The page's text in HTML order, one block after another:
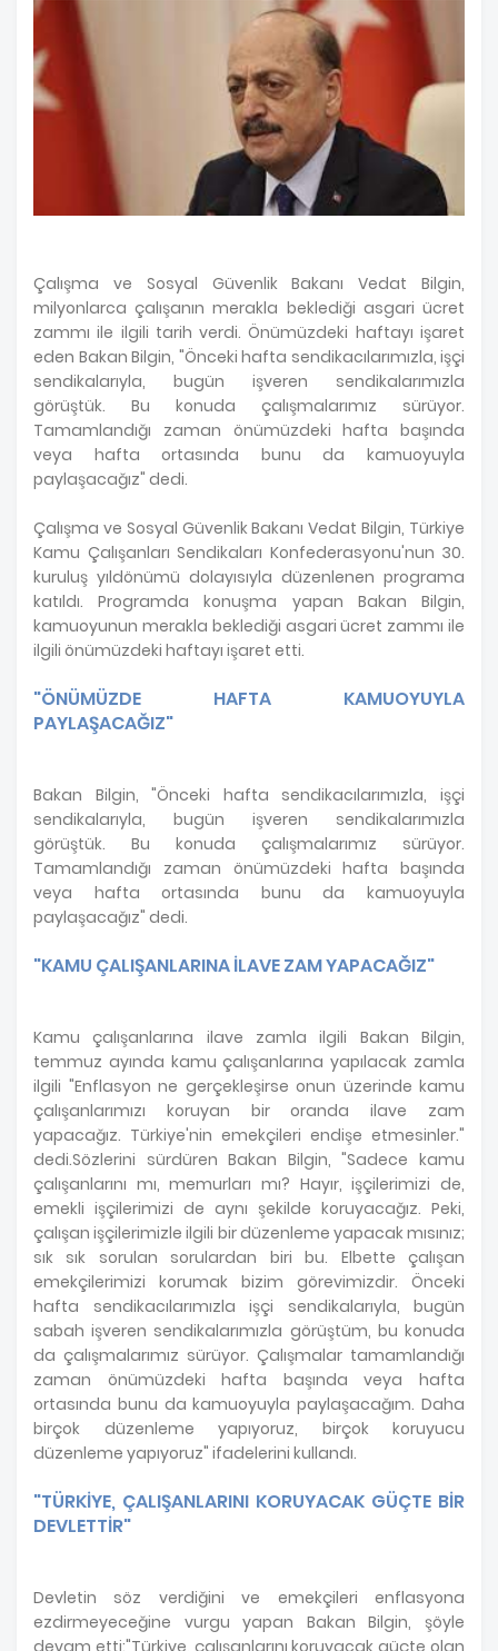
Çalışma ve Sosyal Güvenlik Bakanı Vedat Bilgin,
milyonlarca çalışanın merakla beklediği asgari ücret
zammı ile ilgili tarih verdi. Önümüzdeki haftayı işaret
eden Bakan Bilgin, "Önceki hafta sendikacılarımızla, işçi
sendikalarıyla, bugün işveren sendikalarımızla
görüştük. Bu konuda çalışmalarımız sürüyor.
Tamamlandığı zaman önümüzdeki hafta başında
veya hafta ortasında bunu da kamuoyuyla
paylaşacağız" dedi.
Çalışma ve Sosyal Güvenlik Bakanı Vedat Bilgin, Türkiye
Kamu Çalışanları Sendikaları Konfederasyonu'nun 30.
kuruluş yıldönümü dolayısıyla düzenlenen programa
katıldı. Programda konuşma yapan Bakan Bilgin,
kamuoyunun merakla beklediği asgari ücret zammı ile
ilgili önümüzdeki haftayı işaret etti.
"ÖNÜMÜZDE HAFTA KAMUOYUYLA
PAYLAŞACAĞIZ"
Bakan Bilgin, "Önceki hafta sendikacılarımızla, işçi
sendikalarıyla, bugün işveren sendikalarımızla
görüştük. Bu konuda çalışmalarımız sürüyor.
Tamamlandığı zaman önümüzdeki hafta başında
veya hafta ortasında bunu da kamuoyuyla
paylaşacağız" dedi.
"KAMU ÇALIŞANLARINA İLAVE ZAM YAPACAĞIZ"
Kamu çalışanlarına ilave zamla ilgili Bakan Bilgin,
temmuz ayında kamu çalışanlarına yapılacak zamla
ilgili "Enflasyon ne gerçekleşirse onun üzerinde kamu
çalışanlarımızı koruyan bir oranda ilave zam
yapacağız. Türkiye'nin emekçileri endişe etmesinler."
dedi.Sözlerini sürdüren Bakan Bilgin, "Sadece kamu
çalışanlarını mı, memurları mı? Hayır, işçilerimizi de,
emekli işçilerimizi de aynı şekilde koruyacağız. Peki,
çalışan işçilerimizle ilgili bir düzenleme yapacak mısınız;
sık sık sorulan sorulardan biri bu. Elbette çalışan
emekçilerimizi korumak bizim görevimizdir. Önceki
hafta sendikacılarımızla işçi sendikalarıyla, bugün
sabah işveren sendikalarımızla görüştüm, bu konuda
da çalışmalarımız sürüyor. Çalışmalar tamamlandığı
zaman önümüzdeki hafta başında veya hafta
ortasında bunu da kamuoyuyla paylaşacağım. Daha
birçok düzenleme yapıyoruz, birçok koruyucu
düzenleme yapıyoruz" ifadelerini kullandı.
"TÜRKİYE, ÇALIŞANLARINI KORUYACAK GÜÇTE BİR
DEVLETTİR"
Devletin söz verdiğini ve emekçileri enflasyona
ezdirmeyeceğine vurgu yapan Bakan Bilgin, şöyle